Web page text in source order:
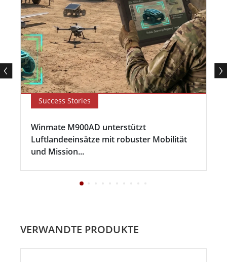
Success Stories
Winmate M900AD unterstützt
Luftlandeeinsätze mit robuster Mobilität
und Mission...
VERWANDTE PRODUKTE